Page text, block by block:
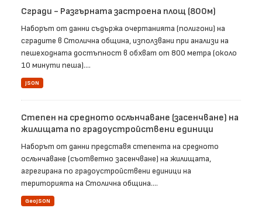
Сгради - Разгърната застроена площ (800м)
Наборът от данни съдържа очертанията (полигони) на
сградите в Столична община, използвани при анализи на
пешеходната достъпност в обхват от 800 метра (около
10 минути пеша)....
JSON
Степен на средното ослънчаване (засенчване) на
жилищата по градоустройствени единици
Наборът от данни представя степента на средното
ослънчаване (съответно засенчване) на жилищата,
агрегирана по градоустройствени единици на
територията на Столична община....
GeoJSON